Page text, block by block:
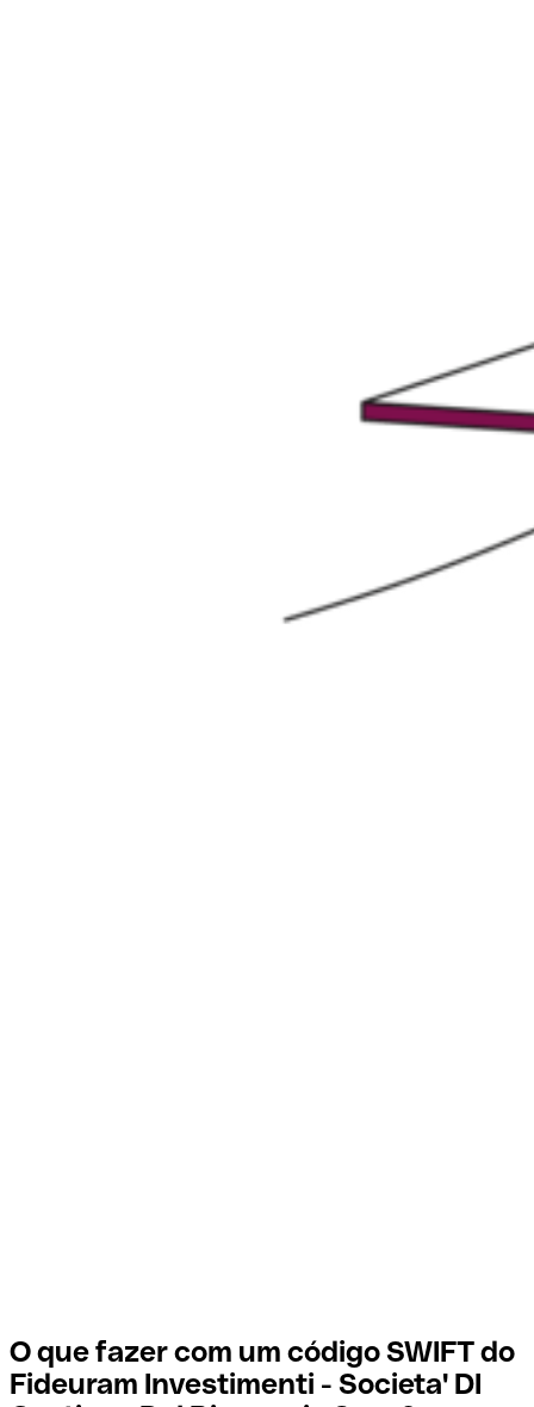
O que fazer com um código SWIFT do
Fideuram Investimenti - Societa' DI